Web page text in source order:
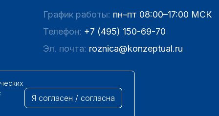
График работы: пн–пт 08:00–17:00 МСК
Телефон: +7 (495) 150-69-70
Эл. почта: roznica@konzeptual.ru
Я согласен / согласна